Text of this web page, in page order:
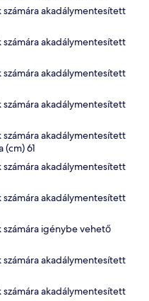
akadálymentesített
akadálymentesített
akadálymentesített
akadálymentesített
akadálymentesített
61
akadálymentesített
akadálymentesített
igénybe vehető
akadálymentesített
akadálymentesített